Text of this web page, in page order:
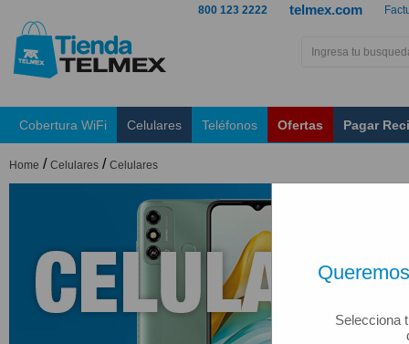
Selecciona
telmex.com
800 123 2222
Cobertura WiFi Celulares Teléfonos Ofertas Pagar
Home / Celulares / Celulares